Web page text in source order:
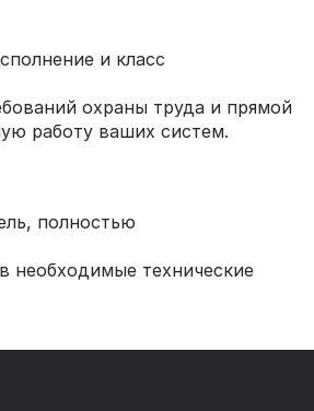
и класс
охраны труда и прямой
работу ваших систем.
полностью
необходимые технические